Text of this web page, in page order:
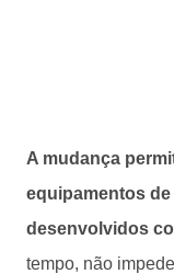
A mudança
equipamentos
desenvolvidos
tempo, não